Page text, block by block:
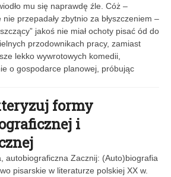
mu się naprawdę źle. Cóż –
nie przepadały zbytnio za błyszczeniem –
jakoś nie miał ochoty pisać ód do
przodownikach pracy, zamiast
lekko wywrotowych komedii,
o gospodarce planowej, próbując
formy
i
autobiograficzna Zacznij: (Auto)biografia
pisarskie w literaturze polskiej XX w.